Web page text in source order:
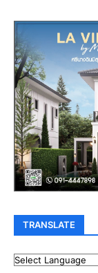
TRANSLATE